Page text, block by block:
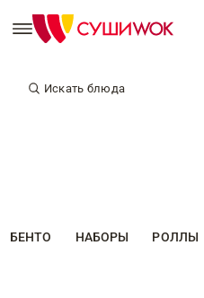
Искать блюда
БЕНТО НАБОРЫ РОЛЛЫ